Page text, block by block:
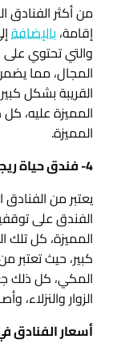
من أكثر الفنادق
إقامة، بالإضافة
والتي تحتوي
المجال، مما
القريبة بشكل
المميزة عليه،
المميزة.
4- فندق حياة ريجنسي جبل عمر
يعتبر من
الفندق على
المميزة، كل تلك
كبير، حيث تعتبر
المكي، كل ذلك
الزوار والنزلاء،
أسعار الفنادق